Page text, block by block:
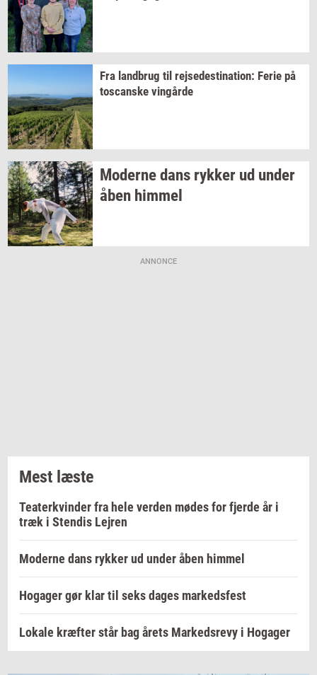
Fra land­brug til rej­se­desti­na­tion: Ferie på
toscan­ske vin­går­de
Mo­der­ne dans ryk­ker ud under
åben him­mel
ANNONCE
Mest læste
Teaterkvinder fra hele verden mødes for fjerde år i
træk i Stendis Lejren
Moderne dans rykker ud under åben himmel
Hogager gør klar til seks dages markedsfest
Lokale kræfter står bag årets Markedsrevy i Hogager